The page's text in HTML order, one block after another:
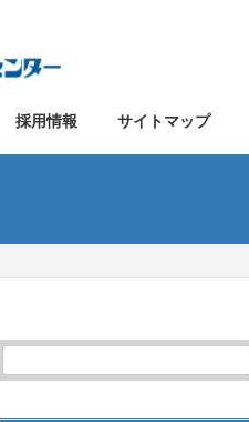
採用情報 サイトマップ
索: